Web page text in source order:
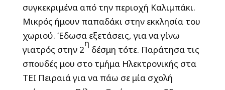
συγκεκριμένα από την περιοχή Καλιμπάκι.
Μικρός ήμουν παπαδάκι στην εκκλησία του
χωριού. Έδωσα εξετάσεις, για να γίνω
γιατρός στην 2
η
δέσμη τότε. Παράτησα τις
σπουδές μου στο τμήμα Ηλεκτρονικής στα
ΤΕΙ Πειραιά για να πάω σε μία σχολή